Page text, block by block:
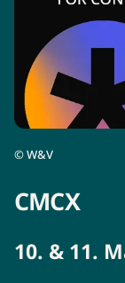
©W&V
CMCX
10. & 11.